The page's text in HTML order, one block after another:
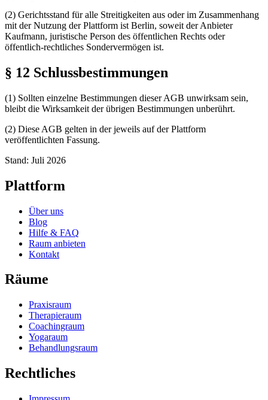
(2) Gerichtsstand für alle Streitigkeiten aus oder im Zusammenhang
mit der Nutzung der Plattform ist Berlin, soweit der Anbieter
Kaufmann, juristische Person des öffentlichen Rechts oder
öffentlich-rechtliches Sondervermögen ist.
§ 12 Schlussbestimmungen
(1) Sollten einzelne Bestimmungen dieser AGB unwirksam sein,
bleibt die Wirksamkeit der übrigen Bestimmungen unberührt.
(2) Diese AGB gelten in der jeweils auf der Plattform
veröffentlichten Fassung.
Stand: Juli 2026
Plattform
Über uns
Blog
Hilfe & FAQ
Raum anbieten
Kontakt
Räume
Praxisraum
Therapieraum
Coachingraum
Yogaraum
Behandlungsraum
Rechtliches